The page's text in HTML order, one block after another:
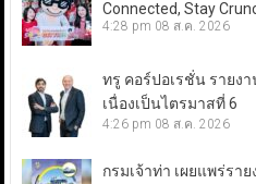
Connected, Stay
4:28 pm 08 ส.ค. 2026
ทรู คอร์ปอเรชั่น รายง
เนื่องเป็นไตรมาสที่ 6
4:26 pm 08 ส.ค. 2026
กรมเจ้าท่า เผยแพร่รา